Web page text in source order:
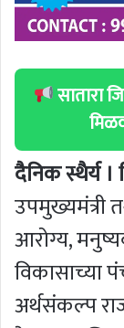
सातारा
दैनिक स्थैर्य ।
उपमुख्यमंत्री
आरोग्य,
विकासाच्या
अर्थसंकल्प